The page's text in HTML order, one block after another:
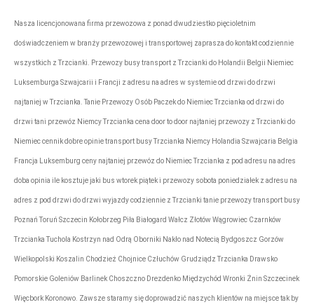
Nasza licencjonowana firma przewozowa z ponad dwudziestko pięcioletnim
doświadczeniem w branży przewozowej i transportowej zaprasza do kontakt codziennie
wszystkich z Trzcianki. Przewozy busy transport z Trzcianki do Holandii Belgii Niemiec
Luksemburga Szwajcarii i Francji z adresu na adres w systemie od drzwi do drzwi
najtaniej w Trzcianka. Tanie Przewozy Osób Paczek do Niemiec Trzcianka od drzwi do
drzwi tani przewóz Niemcy Trzcianka cena door to door najtaniej przewozy z Trzcianki do
Niemiec cennik dobre opinie transport busy Trzcianka Niemcy Holandia Szwajcaria Belgia
Francja Luksemburg ceny najtaniej przewóz do Niemiec Trzcianka z pod adresu na adres
doba opinia ile kosztuje jaki bus wtorek piątek i przewozy sobota poniedziałek z adresu na
adres z pod drzwi do drzwi wyjazdy codziennie z Trzcianki tanie przewozy transport busy
Poznań Toruń Szczecin Kołobrzeg Piła Białogard Wałcz Złotów Wągrowiec Czarnków
Trzcianka Tuchola Kostrzyn nad Odrą Oborniki Nakło nad Notecią Bydgoszcz Gorzów
Wielkopolski Koszalin Chodzież Chojnice Człuchów Grudziądz Trzcianka Drawsko
Pomorskie Goleniów Barlinek Choszczno Drezdenko Międzychód Wronki Żnin Szczecinek
Więcbork Koronowo. Zawsze staramy się doprowadzić naszych klientów na miejsce tak by